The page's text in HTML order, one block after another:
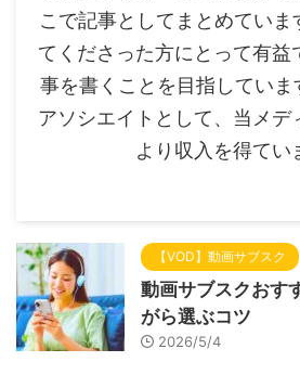
こで記事としてまとめてい
てくださった方にとって有益
事を書くことを目指してい
アソシエイトとして、当メデ
より収入を得てい
【VOD】動画サブスク
動画サブスクおす
がら選ぶコツ
2026/5/4